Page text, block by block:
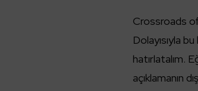
Crossroads of
Dolayısıyla
hatırlatalım.
açıklamanın